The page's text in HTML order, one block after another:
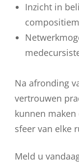
Inzicht in
Na afronding
vertrouwen
kunnen
sfeer van elke
Meld u